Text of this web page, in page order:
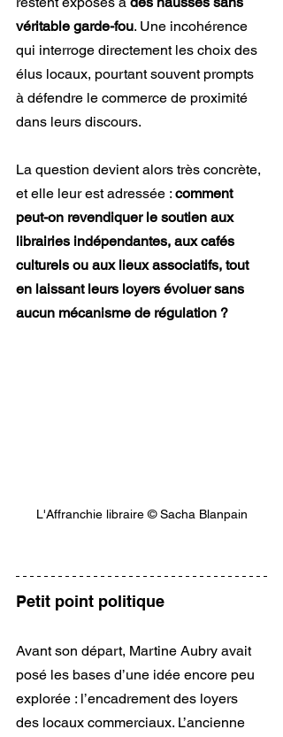
véritable garde-fou. Une incohérence
qui interroge directement les choix des
élus locaux, pourtant souvent prompts
à défendre le commerce de proximité
dans leurs discours.
La question devient alors très concrète,
et elle leur est adressée : comment
peut-on revendiquer le soutien aux
librairies indépendantes, aux cafés
culturels ou aux lieux associatifs, tout
en laissant leurs loyers évoluer sans
aucun mécanisme de régulation ?
L'Affranchie libraire © Sacha Blanpain
Petit point politique
Avant son départ, Martine Aubry avait
posé les bases d’une idée encore peu
explorée : l’encadrement des loyers
des locaux commerciaux. L’ancienne